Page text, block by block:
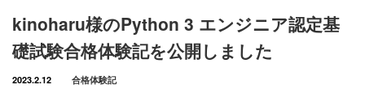
kinoharu様のPython 3 エンジニア認定基
礎試験合格体験記を公開しました
2023.2.12 合格体験記